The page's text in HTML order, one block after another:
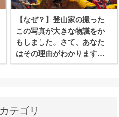
【なぜ？】登山家の撮った
この写真が大きな物議をか
もしました。さて、あなた
はその理由がわかります
か？
カテゴリ